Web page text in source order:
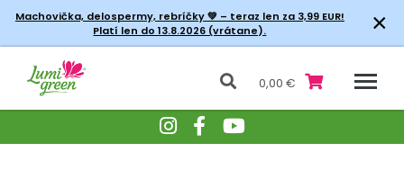
Machovička, delospermy, rebríčky💚 – teraz len za 3,99 EUR!
Platí len do 13.8.2026 (vrátane).
×
0,00 €